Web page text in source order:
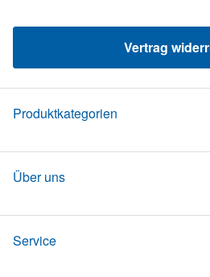
Vertrag
Produktkategorien
Über uns
Service